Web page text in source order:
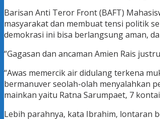
Barisan Anti Teror Front (BAFT)
masyarakat dan membuat tensi politik
demokrasi ini bisa berlangsung aman,
“Gagasan dan ancaman Amien Rais
“Awas memercik air didulang terkena
bermanuver seolah-olah menyalahkan
mainkan yaitu Ratna Sarumpaet, 7
Lebih parahnya, kata Ibrahim, lontaran